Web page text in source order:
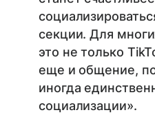
секции. Для
это не только
еще и общение,
иногда
социализации».